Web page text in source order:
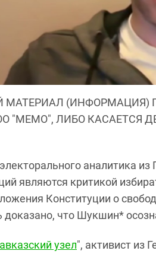
МАТЕРИАЛ (ИНФОРМАЦИЯ)
"МЕМО", ЛИБО КАСАЕТСЯ
аналитика
являются критикой
Конституции о
что Шукшин*
узел", активист из